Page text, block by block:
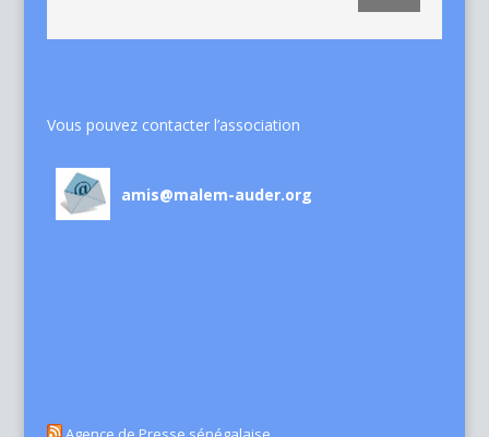
Vous pouvez contacter l’association
amis@malem-auder.org